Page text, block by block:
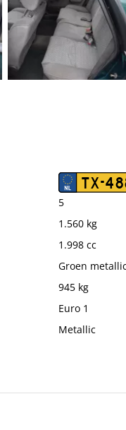
TX-
5
1.560 kg
1.998 cc
Groen
945 kg
Euro 1
Metallic
Onderhoudsboekjes aanwezig Ja